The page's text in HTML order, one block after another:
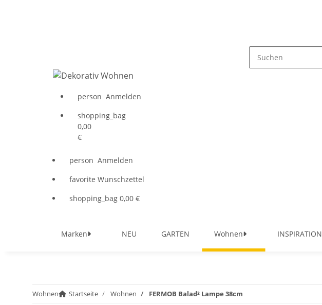
person Anmelden
shopping_bag
0,00
€
person Anmelden
favorite Wunschzettel
shopping_bag 0,00 €
Marken NEU GARTEN Wohnen INSPIRATION
Wohnen Startseite Wohnen FERMOB Balad² Lampe 38cm